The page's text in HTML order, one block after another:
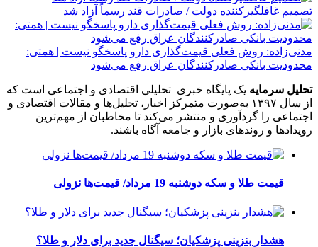
تصمیم غافلگیرکننده دولت / صادرات قند رسماً آزاد شد
مدنی‌زاده: روش فعلی قیمت‌گذاری دارو پاسخگو نیست | همتی:
محدودیت بانکی صادرکنندگان عراق رفع می‌شود
تحلیل سرمایه یک پایگاه خبری–تحلیلی اقتصادی و اجتماعی است که
از سال ۱۳۹۷ به‌صورت متمرکز اخبار، تحلیل‌ها و مقالات اقتصادی و
اجتماعی را گردآوری و منتشر می‌کند تا مخاطبان از مهم‌ترین
رویدادها و روندهای بازار و جامعه آگاه باشند.
قیمت طلا و سکه دوشنبه 19 مرداد/ قیمت‌ها نزولی
هشدار بنزینی پزشکیان؛ سیگنال جدید برای دلار و طلا؟